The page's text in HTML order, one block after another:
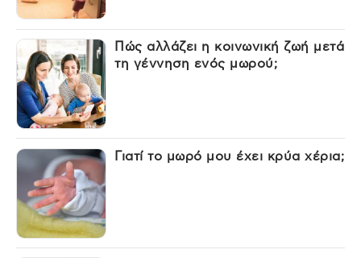
Πώς αλλάζει η κοινωνική ζωή μετά
τη γέννηση ενός μωρού;
Γιατί το μωρό μου έχει κρύα χέρια;